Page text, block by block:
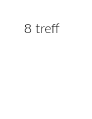
8 treff